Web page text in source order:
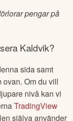
pengar på
Kaldvik?
sida samt
ovan. Om du vill
nivå kan vi
TradingView
själva använder